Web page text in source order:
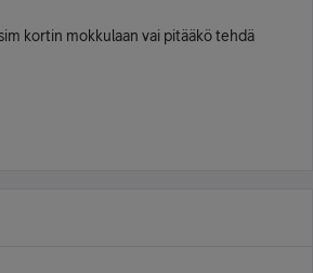
kortin mokkulaan vai pitääkö tehdä